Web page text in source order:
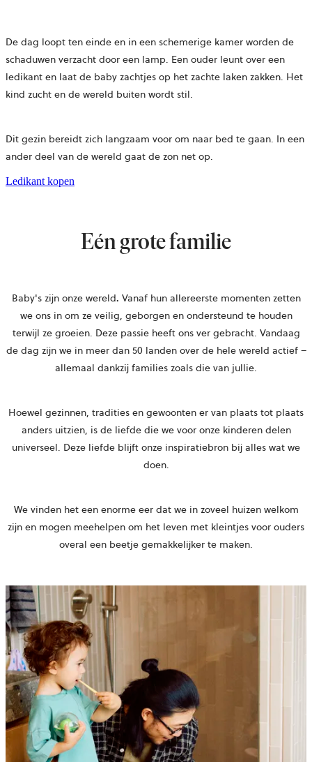
De dag loopt ten einde en in een schemerige kamer worden de
schaduwen verzacht door een lamp. Een ouder leunt over een
ledikant en laat de baby zachtjes op het zachte laken zakken. Het
kind zucht en de wereld buiten wordt stil.
Dit gezin bereidt zich langzaam voor om naar bed te gaan. In een
ander deel van de wereld gaat de zon net op.
Ledikant kopen
Eén grote familie
Baby's zijn onze wereld. Vanaf hun allereerste momenten zetten
we ons in om ze veilig, geborgen en ondersteund te houden
terwijl ze groeien. Deze passie heeft ons ver gebracht. Vandaag
de dag zijn we in meer dan 50 landen over de hele wereld actief –
allemaal dankzij families zoals die van jullie.
Hoewel gezinnen, tradities en gewoonten er van plaats tot plaats
anders uitzien, is de liefde die we voor onze kinderen delen
universeel. Deze liefde blijft onze inspiratiebron bij alles wat we
doen.
We vinden het een enorme eer dat we in zoveel huizen welkom
zijn en mogen meehelpen om het leven met kleintjes voor ouders
overal een beetje gemakkelijker te maken.